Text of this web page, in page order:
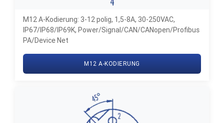
M12 A-Kodierung: 3-12 polig, 1,5-8A, 30-250VAC,
IP67/IP68/IP69K, Power/Signal/CAN/CANopen/Profibus
PA/Device Net
M12 A-KODIERUNG